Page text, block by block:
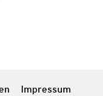
Impressum